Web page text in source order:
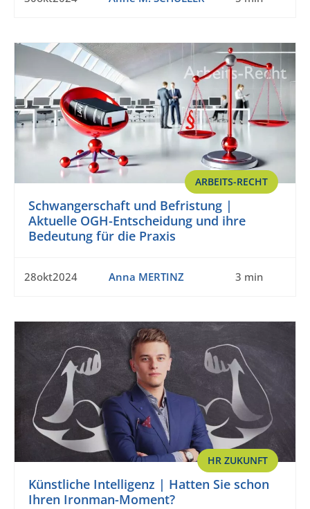
ARBEITS-RECHT
Schwangerschaft und Befristung |
Aktuelle OGH-Entscheidung und ihre
Bedeutung für die Praxis
28okt2024 Anna MERTINZ 3 min
HR ZUKUNFT
Künstliche Intelligenz | Hatten Sie schon
Ihren Ironman-Moment?